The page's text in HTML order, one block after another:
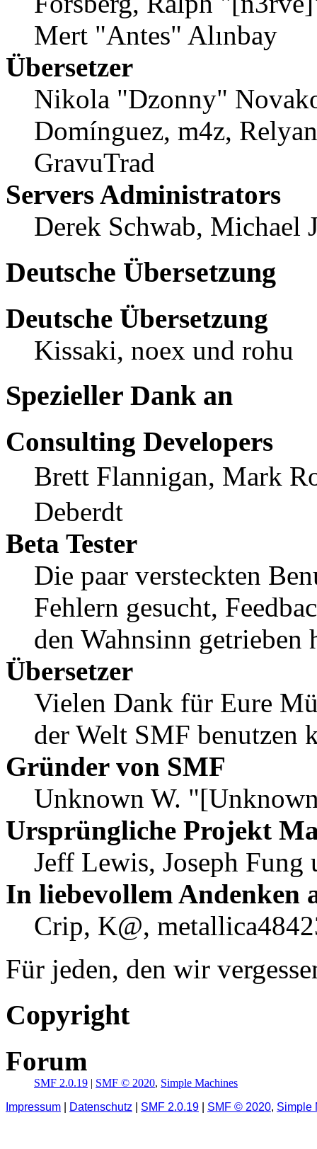
Mert "Antes" Alınbay
Übersetzer
Nikola "Dzonny"
Domínguez, m4z,
GravuTrad
Servers Administrators
Derek Schwab,
Deutsche Übersetzung
Deutsche Übersetzung
Kissaki, noex und rohu
Spezieller Dank an
Consulting Developers
Brett Flannigan, Mark
Deberdt
Beta Tester
Die paar versteckten
Fehlern gesucht,
den Wahnsinn getrieben
Übersetzer
Vielen Dank für Eure
der Welt SMF benutzen
Gründer von SMF
Unknown W.
Ursprüngliche Projekt
Jeff Lewis, Joseph
In liebevollem Andenken
Crip, K@,
Für jeden, den wir
Copyright
Forum
SMF 2.0.19 | SMF © 2020, Simple Machines
Impressum
Datenschutz SMF 2.0.19 SMF © 2020, Simple